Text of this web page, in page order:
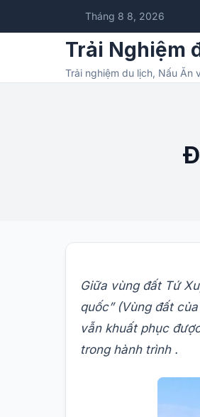
Tháng 8 8, 2026
Trải Nghiệm
Trải nghiệm du lịch, Nấu Ăn
Giữa vùng đất Tứ
quốc” (Vùng đất
vẫn khuất phục
trong hành trình .